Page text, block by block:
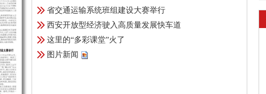
省交通运输系统班组建设大赛举行
西安开放型经济驶入高质量发展快车道
这里的“多彩课堂”火了
图片新闻